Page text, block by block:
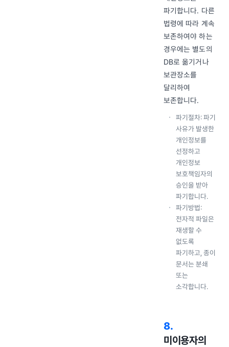
파기합니다. 다른
법령에 따라 계속
보존하여야 하는
경우에는 별도의
DB로 옮기거나
보관장소를
달리하여
보존합니다.
파기절차: 파기
사유가 발생한
개인정보를
선정하고
개인정보
보호책임자의
승인을 받아
파기합니다.
파기방법:
전자적 파일은
재생할 수
없도록
파기하고, 종이
문서는 분쇄
또는
소각합니다.
8.
미이용자의